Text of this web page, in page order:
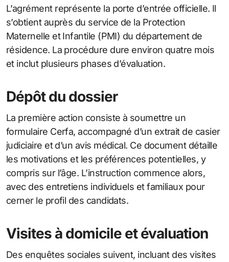
L’agrément représente la porte d’entrée officielle. Il
s’obtient auprès du service de la Protection
Maternelle et Infantile (PMI) du département de
résidence. La procédure dure environ quatre mois
et inclut plusieurs phases d’évaluation.
Dépôt du dossier
La première action consiste à soumettre un
formulaire Cerfa, accompagné d’un extrait de casier
judiciaire et d’un avis médical. Ce document détaille
les motivations et les préférences potentielles, y
compris sur l’âge. L’instruction commence alors,
avec des entretiens individuels et familiaux pour
cerner le profil des candidats.
Visites à domicile et évaluation
Des enquêtes sociales suivent, incluant des visites